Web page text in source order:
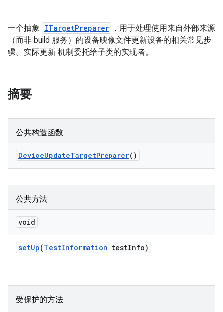
一个抽象 ITargetPreparer
，用于处理使用来自外部来源
（而非 build 服务）的设备映像文件更新设备的相关常见步
骤。实际更新 机制委托给子类的实现者。
摘要
公共构造函数
DeviceUpdateTargetPreparer()
公共方法
void
setUp(TestInformation testInfo)
受保护的方法